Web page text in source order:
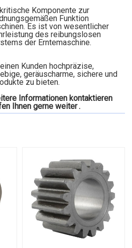
Komponente zur
Funktion
Es ist von wesentlicher
des reibungslosen
der Erntemaschine.
Kunden hochpräzise,
geräuscharme, sichere und
zu bieten.
Informationen kontaktieren
Ihnen gerne weiter.